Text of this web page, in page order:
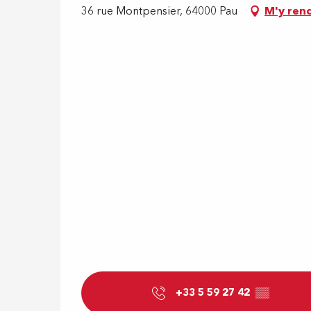
36 rue Montpensier, 64000 Pau M'y
+33 5 59 27 42 ▒▒